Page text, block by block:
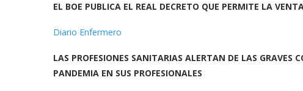
EL BOE PUBLICA EL REAL DECRETO QUE PERMITE LA
Diario Enfermero
LAS PROFESIONES SANITARIAS ALERTAN DE LAS GRAVES
PANDEMIA EN SUS PROFESIONALES